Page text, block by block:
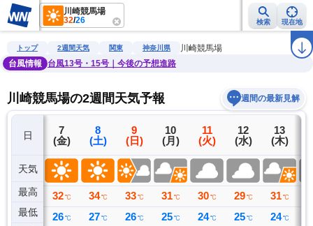
川崎競馬場
32/26 検索 現在地
雨雲レーダー 台風情報 地震情報 警報・注意報 ラ
トップ 2週間天気 関東 神奈川県
川崎競馬場
台風情報
台風13号・15号｜今後の予想進路
川崎競馬場の2週間天気予報 週間の最新見解
日
天気
最高
最低
6
(木)
31 ℃
24 ℃
7
(金)
32 ℃
26 ℃
8
(土)
34 ℃
27 ℃
9
(日)
33 ℃
26 ℃
10
(月)
31 ℃
25 ℃
11
(火)
30 ℃
24 ℃
12
(水)
29 ℃
25 ℃
13
(木)
31 ℃
24 ℃